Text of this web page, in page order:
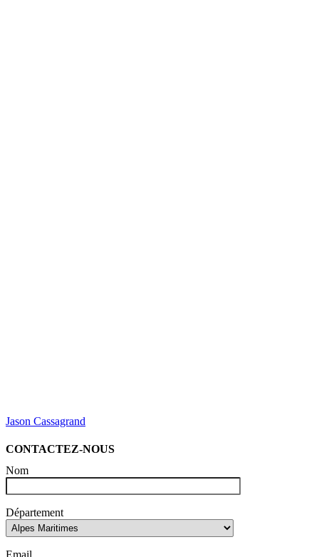
Jason Cassagrand
CONTACTEZ-NOUS
Nom
Département
Email